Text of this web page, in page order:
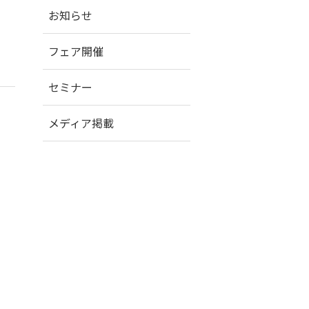
お知らせ
フェア開催
セミナー
メディア掲載